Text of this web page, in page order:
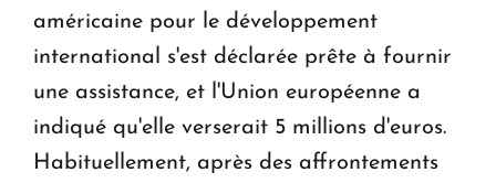
américaine pour le développement
international s'est déclarée prête à fournir
une assistance, et l'Union européenne a
indiqué qu'elle verserait 5 millions d'euros.
Habituellement, après des affrontements